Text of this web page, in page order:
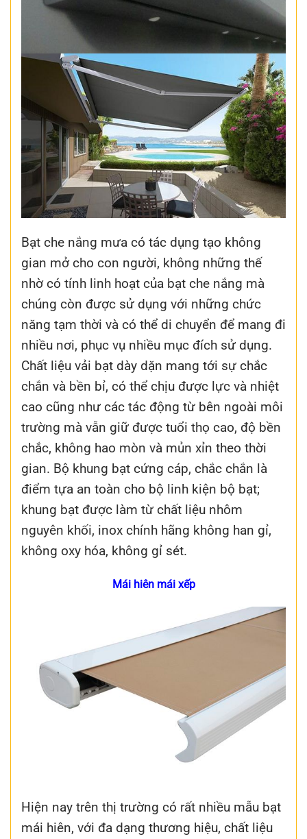
Bạt che nắng mưa có tác dụng tạo không
gian mở cho con người, không những thế
nhờ có tính linh hoạt của bạt che nắng mà
chúng còn được sử dụng với những chức
năng tạm thời và có thể di chuyển để mang đi
nhiều nơi, phục vụ nhiều mục đích sử dụng.
Chất liệu vải bạt dày dặn mang tới sự chắc
chắn và bền bỉ, có thể chịu được lực và nhiệt
cao cũng như các tác động từ bên ngoài môi
trường mà vẫn giữ được tuổi thọ cao, độ bền
chắc, không hao mòn và mủn xỉn theo thời
gian. Bộ khung bạt cứng cáp, chắc chắn là
điểm tựa an toàn cho bộ linh kiện bộ bạt;
khung bạt được làm từ chất liệu nhôm
nguyên khối, inox chính hãng không han gỉ,
không oxy hóa, không gỉ sét.
Mái hiên mái xếp
Hiện nay trên thị trường có rất nhiều mẫu bạt
mái hiên, với đa dạng thương hiệu, chất liệu